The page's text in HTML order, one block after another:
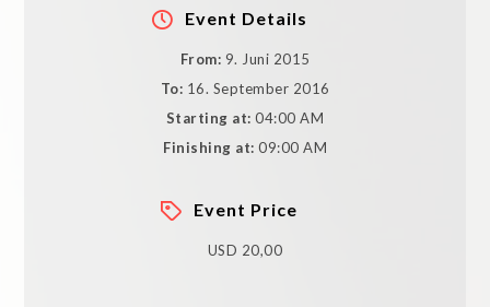
Event Details
From: 9. Juni 2015
To: 16. September 2016
Starting at: 04:00 AM
Finishing at: 09:00 AM
Event Price
USD 20,00